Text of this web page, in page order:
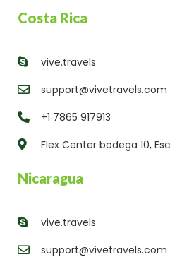
Costa Rica
vive.travels
support@vivetravels.com
+1 7865 917913
Flex Center bodega 10,
Nicaragua
vive.travels
support@vivetravels.com